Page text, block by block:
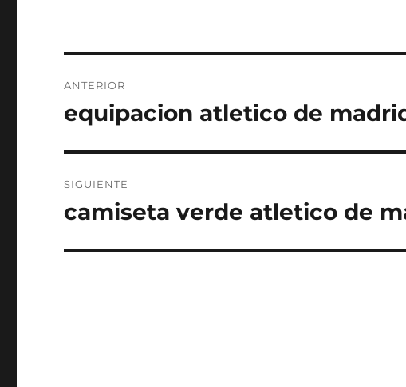
de
ANTERIOR
Entrada
equipacion atletico de
SIGUIENTE
Entrada
camiseta verde atletico de